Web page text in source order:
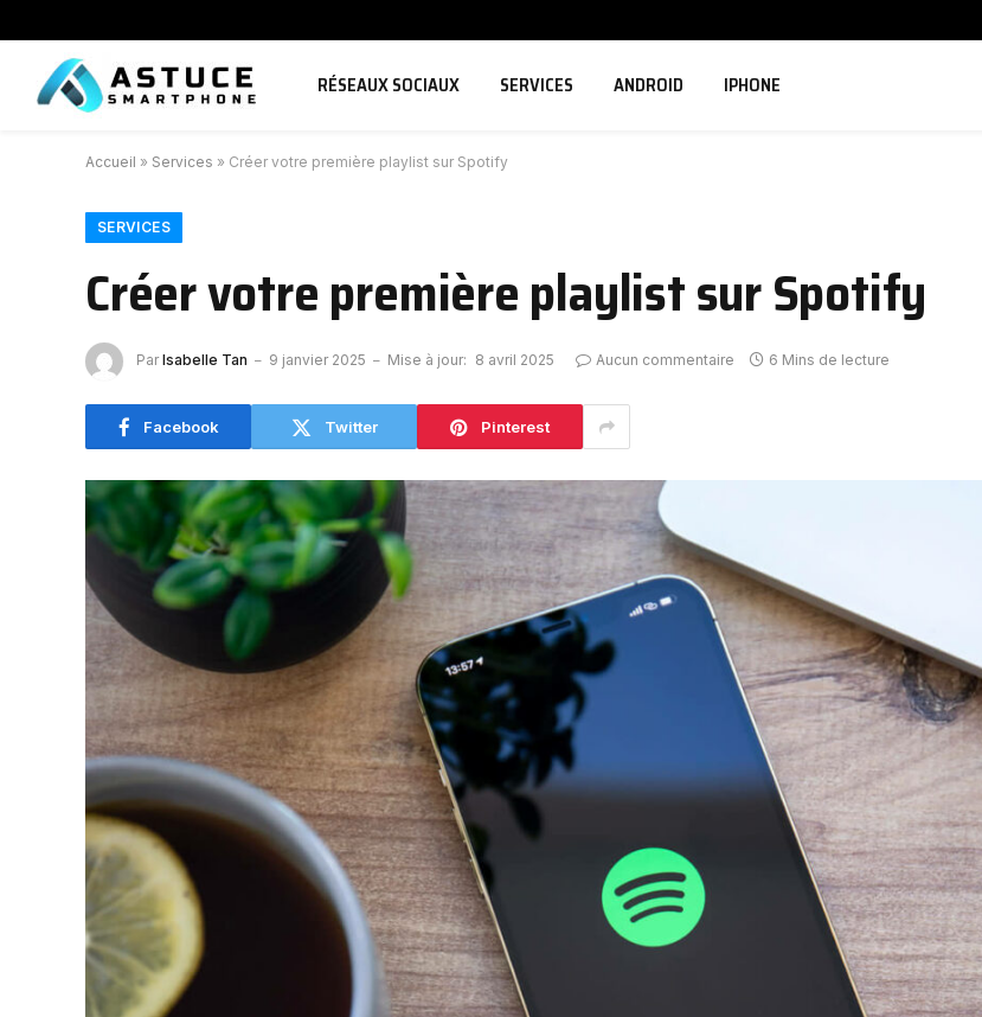
RÉSEAUX SOCIAUX SERVICES ANDROID IPHONE
Accueil » Services » Créer votre première playlist sur Spotify
SERVICES
Créer votre première playlist sur Spotify
Par Isabelle Tan 9 janvier 2025 Mise à jour: 8 avril 2025 Aucun commentaire 6 Mins de lecture
Facebook Twitter Pinterest